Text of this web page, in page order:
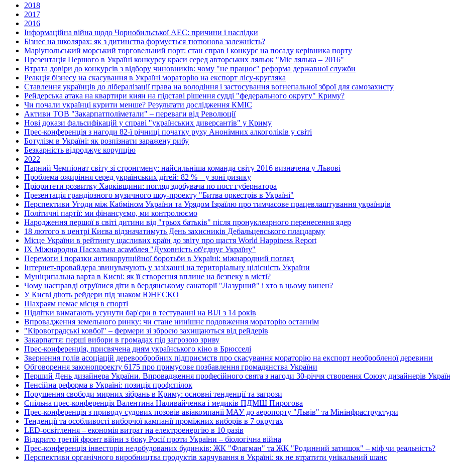
2018
2017
2016
Інформаційна війна щодо Чорнобильської АЕС: причини і наслідки
Бізнес на школярах: як з дитинства формується тютюнова залежність?
Маріупольський морський торговельний порт: стан справ і конкурс на посаду керівника порту
Презентація Першого в Україні конкурсу краси серед авторських ляльок "Міс лялька – 2016"
Втрата довіри до конкурсів з відбору чиновників: чому "не працює" реформа державної служби
Реакція бізнесу на скасування в Україні мораторію на експорт лісу-кругляка
Ставлення українців до лібералізації права на володіння і застосування вогнепальної зброї для самозахисту
Рейдерська атака на квартири киян на підставі рішення судді "федерального округу" Криму?
Чи почали українці курити менше? Результати дослідження КМІС
Активи ТОВ "Закарпатполіметали" – переваги від Революції
Нові докази фальсифікацій у справі "українських диверсантів" у Криму
Прес-конференція з нагоди 82-ї річниці початку руху Анонімних алкоголіків у світі
Ботулізм в Україні: як розпізнати заражену рибу
Безкарність відроджує корупцію
2022
Парний Чемпіонат світу зі стронгмену: найсильніша команда світу 2016 визначена у Львові
Проблема ожиріння серед українських дітей: 82 % – у зоні ризику
Пріоритети розвитку Харківщини: погляд здобувача по пост губернатора
Презентація грандіозного музичного шоу-проекту "Битва оркестрів в Україні"
Перспективи Угоди між Кабміном України та Урядом Ізраїлю про тимчасове працевлаштування українців
Політичні партії: ми фінансуємо, ми контролюємо
Народження першої в світі дитини від "трьох батьків" після пронуклеарного перенесення ядер
18 лютого в центрі Києва відзначатимуть День захисників Дебальцевського плацдарму
Місце України в рейтингу щасливих країн до звіту про щастя World Happiness Report
ІХ Міжнародна Пасхальна асамблея "Духовність об'єднує Україну"
Перемоги і поразки антикорупційної боротьби в Україні: міжнародний погляд
Інтернет-провайдера звинувачують у зазіханні на територіальну цілісність України
Муніципальна варта в Києві: як її створення вплине на безпеку в місті?
Чому насправді отруїлися діти в бердянському санаторії "Лазурний" і хто в цьому винен?
У Києві діють рейдери під знаком ЮНЕСКО
Шахраям немає місця в спорті
Підлітки вимагають усунути бар'єри в тестуванні на ВІЛ з 14 років
Впровадження земельного ринку: чи стане нинішнє подовження мораторію останнім
"Кіровоградські ковбої" – фермери зі зброєю захищаються від рейдерів
Закарпаття: перші вибори в громадах під загрозою зриву
Прес-конференція, присвячена дням українського кіно в Брюсселі
Звернення голів асоціацій деревообробних підприємств про скасування мораторію на експорт необробленої деревини
Обговорення законопроекту 6175 про примусове позбавлення громадянства України
Перший День дизайнера України. Впровадження професійного свята з нагоди 30-річчя створення Союзу дизайнерів
Пенсійна реформа в Україні: позиція профспілок
Порушення свободи мирних зібрань в Криму: основні тенденції та загрози
Спільна прес-конференція Валентина Наливайченка і медиків ПДМШ Пирогова
Прес-конференція з приводу судових позовів авіакомпанії МАУ до аеропорту "Львів" та Мінінфраструктури
Тенденції та особливості виборчої кампанії проміжних виборів в 7 округах
LED-освітлення – економія витрат на електроенергію в 10 разів
Відкрито третій фронт війни з боку Росії проти України – біологічна війна
Прес-конференція інвесторів недобудованих будинків: ЖК "Флагман" та ЖК "Родинний затишок" – міф чи реальність?
Перспективи органічного виробництва продуктів харчування в Україні: як не втратити унікальний шанс